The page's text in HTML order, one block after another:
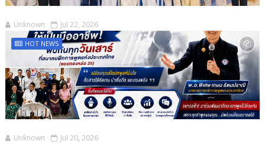
Unknown Jul 22, 2026
HOT NEWS
Unknown Jul 20, 2026